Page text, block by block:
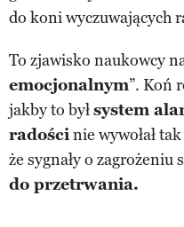
do koni wyczuwających
To zjawisko naukowcy
emocjonalnym”. Koń
jakby to byłsystem
radościnie wywołał
że sygnały o zagrożeniu
do przetrwania.